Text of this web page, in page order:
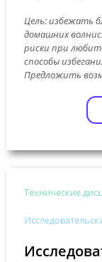
Цель: избежать
домашних
риски при
способы
Предложить
Технические